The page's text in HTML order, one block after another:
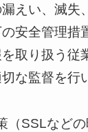
えい、滅失
安全管理措
取り扱う従
な監督を行
（SSLなど